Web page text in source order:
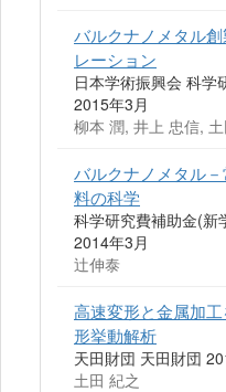
バルクナノメタル
レーション
日本学術振興会 科学
2015年3月
柳本 潤, 井上 忠信,
バルクナノメタル
料の科学
科学研究費補助金(新
2014年3月
辻伸泰
高速変形と金属加
形挙動解析
天田財団 天田財団
土田 紀之